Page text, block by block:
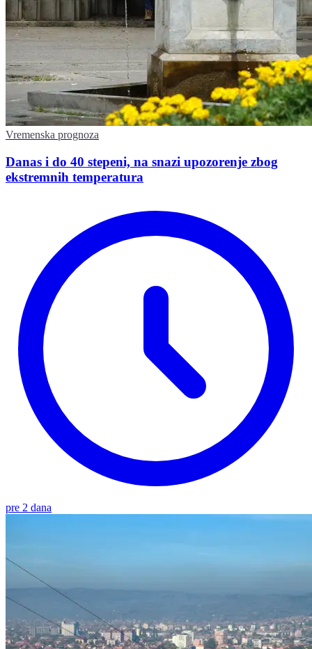
Vremenska prognoza
Danas i do 40 stepeni, na snazi upozorenje zbog
ekstremnih temperatura
pre 2 dana